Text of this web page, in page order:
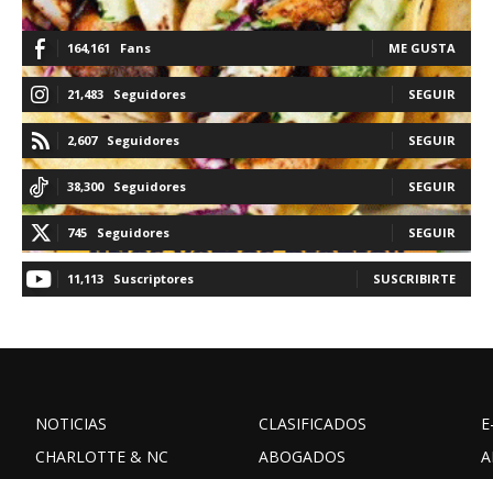
164,161 Fans ME GUSTA
21,483 Seguidores SEGUIR
2,607 Seguidores SEGUIR
38,300 Seguidores SEGUIR
745 Seguidores SEGUIR
11,113 Suscriptores SUSCRIBIRTE
NOTICIAS
CHARLOTTE & NC
CLASIFICADOS
ABOGADOS